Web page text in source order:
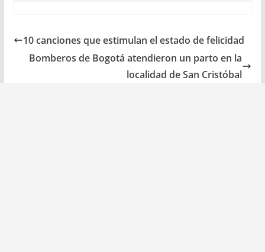
10 canciones que estimulan el estado de felicidad
Bomberos de Bogotá atendieron un parto en la
localidad de San Cristóbal